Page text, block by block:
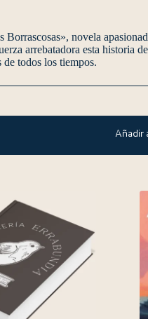
novela
arrebatadora esta historia
de todos los tiempos.
Añadir